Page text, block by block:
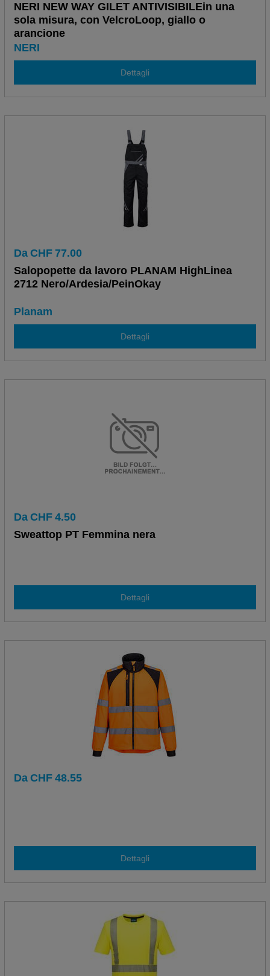
NERI NEW WAY GILET ANTIVISIBILEin una
sola misura, con VelcroLoop, giallo o
arancione
NERI
Dettagli
Da CHF 77.00
Salopopette da lavoro PLANAM HighLinea
2712 Nero/Ardesia/PeinOkay
Planam
Dettagli
Da CHF 4.50
Sweattop PT Femmina nera
Dettagli
Da CHF 48.55
Dettagli